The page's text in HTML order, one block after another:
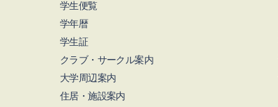
学生便覧
学年暦
学生証
クラブ・サークル案内
大学周辺案内
住居・施設案内